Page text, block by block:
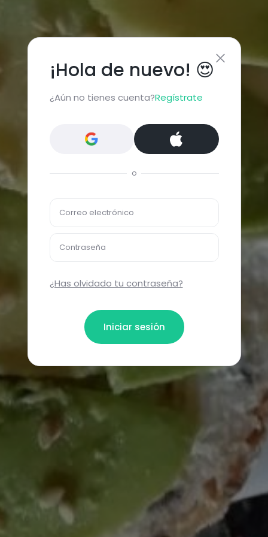
¡Hola de nuevo! 😍
¿Aún no tienes cuenta?Regístrate
o
Correo electrónico
Contraseña
¿Has olvidado tu contraseña?
Iniciar sesión